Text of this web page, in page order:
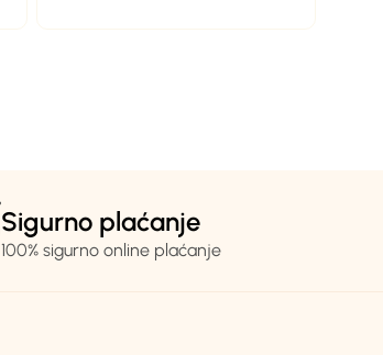
Sigurno plaćanje
100% sigurno online plaćanje